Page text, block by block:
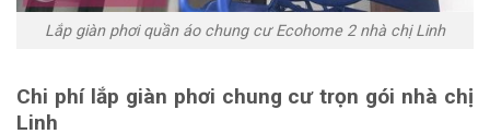
Lắp giàn phơi quần áo chung cư Ecohome 2 nhà chị Linh
Chi phí lắp giàn phơi chung cư trọn gói nhà chị
Linh